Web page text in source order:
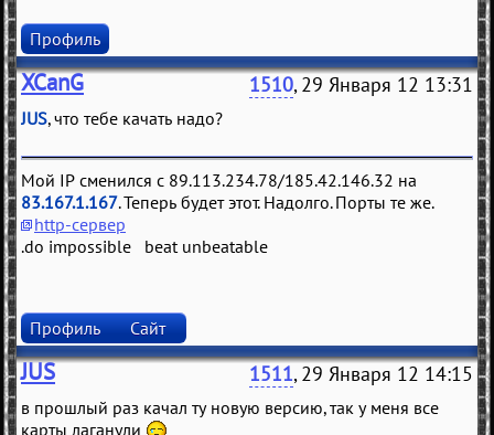
Профиль
XCanG 1510, 29 Января 12 13:31
JUS, что тебе качать надо?
Мой IP сменился с 89.113.234.78/185.42.146.32 на
83.167.1.167. Теперь будет этот. Надолго. Порты те же.
http-сервер
.do impossible beat unbeatable
Профиль Сайт
JUS 1511, 29 Января 12 14:15
в прошлый раз качал ту новую версию, так у меня все
карты лаганули